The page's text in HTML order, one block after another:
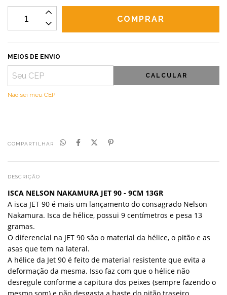
MEIOS DE ENVIO
CALCULAR
Não sei meu CEP
COMPARTILHAR
DESCRIÇÃO
ISCA NELSON NAKAMURA JET 90 - 9CM 13GR
A isca JET 90 é mais um lançamento do consagrado Nelson
Nakamura. Isca de hélice, possui 9 centímetros e pesa 13
gramas.
O diferencial na JET 90 são o material da hélice, o pitão e as
asas que tem na lateral.
A hélice da Jet 90 é feito de material resistente que evita a
deformação da mesma. Isso faz com que o hélice não
desregule conforme a capitura dos peixes (sempre fazendo o